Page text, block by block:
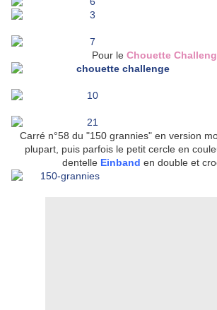
Pour le Chouette
Carré n°58 du "150 grannies" en version
plupart, puis parfois le petit cercle en
dentelle Einband en double et